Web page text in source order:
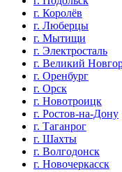
г. Королёв
г. Люберцы
г. Мытищи
г. Электросталь
г. Великий
г. Оренбург
г. Орск
г. Новотроицк
г. Ростов-на-Дону
г. Таганрог
г. Шахты
г. Волгодонск
г. Новочеркасск